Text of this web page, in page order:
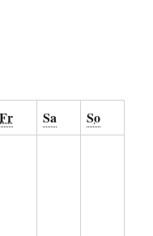
FrFreitag
Sa Samstag
SoSonntag